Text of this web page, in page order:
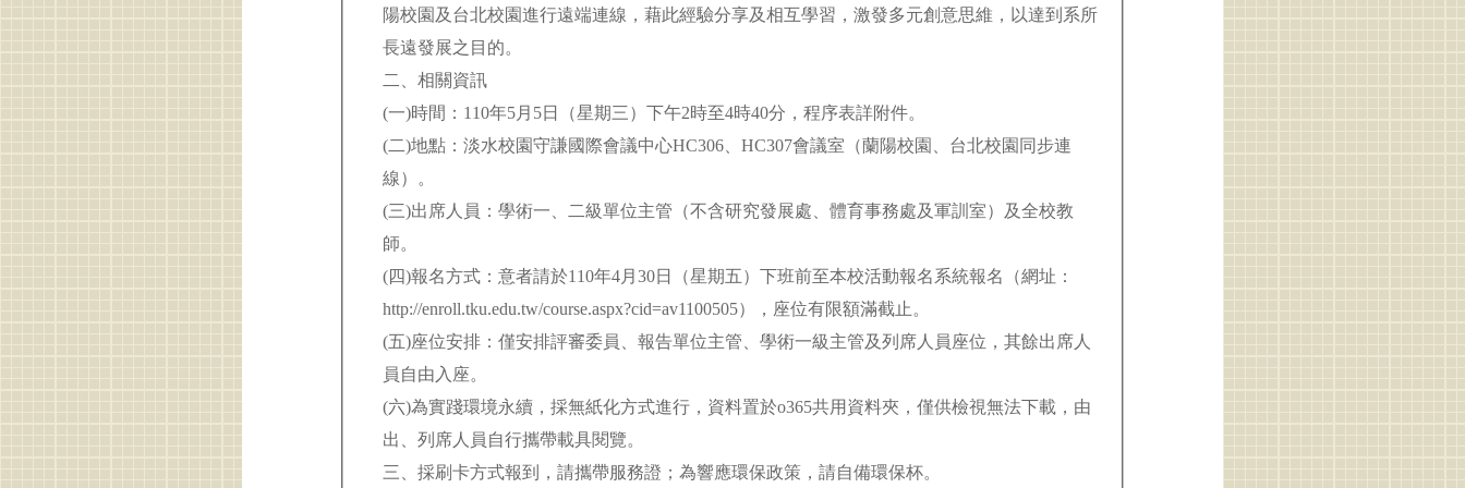
陽校園及台北校園進行遠端連線，藉此經驗分享及相互學習，激發多元創意思維，以達到系所
長遠發展之目的。
二、相關資訊
(一)時間：110年5月5日（星期三）下午2時至4時40分，程序表詳附件。
(二)地點：淡水校園守謙國際會議中心HC306、HC307會議室（蘭陽校園、台北校園同步連
線）。
(三)出席人員：學術一、二級單位主管（不含研究發展處、體育事務處及軍訓室）及全校教
師。
(四)報名方式：意者請於110年4月30日（星期五）下班前至本校活動報名系統報名（網址：
http://enroll.tku.edu.tw/course.aspx?cid=av1100505），座位有限額滿截止。
(五)座位安排：僅安排評審委員、報告單位主管、學術一級主管及列席人員座位，其餘出席人
員自由入座。
(六)為實踐環境永續，採無紙化方式進行，資料置於o365共用資料夾，僅供檢視無法下載，由
出、列席人員自行攜帶載具閱覽。
三、採刷卡方式報到，請攜帶服務證；為響應環保政策，請自備環保杯。